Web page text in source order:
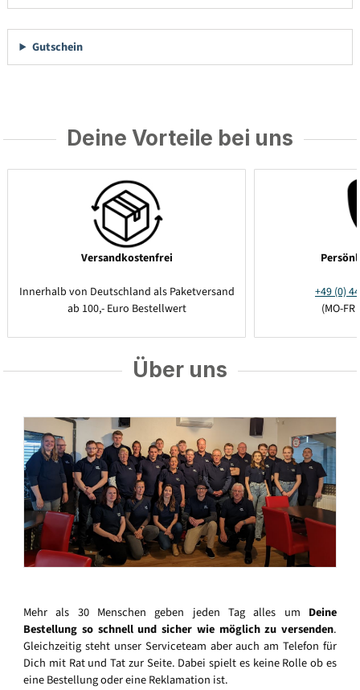
Gutschein
Deine Vorteile bei uns
Versandkostenfrei
Innerhalb von Deutschland als Paketversand
ab 100,- Euro Bestellwert
+49 (0)
(MO-
Über uns
Mehr als 30 Menschen geben jeden Tag alles um Deine
Bestellung so schnell und sicher wie möglich zu versenden.
Gleichzeitig steht unser Serviceteam aber auch am Telefon für
Dich mit Rat und Tat zur Seite. Dabei spielt es keine Rolle ob es
eine Bestellung oder eine Reklamation ist.